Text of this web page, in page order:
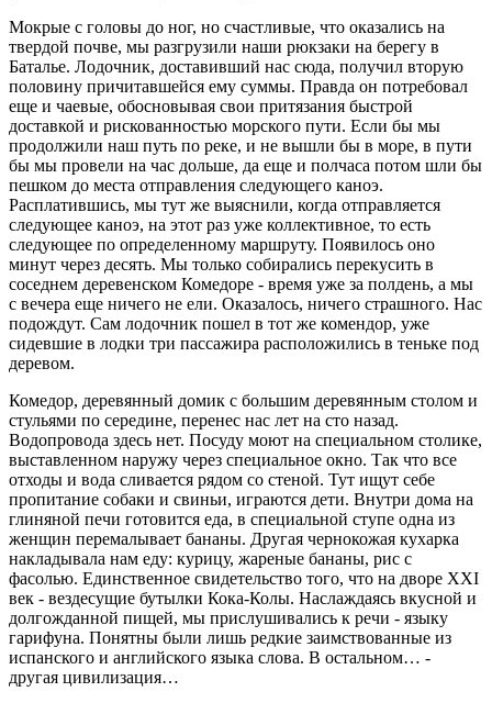
Мокрые с головы до ног, но счастливые, что оказались на
твердой почве, мы разгрузили наши рюкзаки на берегу в
Баталье. Лодочник, доставивший нас сюда, получил вторую
половину причитавшейся ему суммы. Правда он потребовал
еще и чаевые, обосновывая свои притязания быстрой
доставкой и рискованностью морского пути. Если бы мы
продолжили наш путь по реке, и не вышли бы в море, в пути
бы мы провели на час дольше, да еще и полчаса потом шли бы
пешком до места отправления следующего каноэ.
Расплатившись, мы тут же выяснили, когда отправляется
следующее каноэ, на этот раз уже коллективное, то есть
следующее по определенному маршруту. Появилось оно
минут через десять. Мы только собирались перекусить в
соседнем деревенском Комедоре - время уже за полдень, а мы
с вечера еще ничего не ели. Оказалось, ничего страшного. Нас
подождут. Сам лодочник пошел в тот же комендор, уже
сидевшие в лодки три пассажира расположились в теньке под
деревом.
Комедор, деревянный домик с большим деревянным столом и
стульями по середине, перенес нас лет на сто назад.
Водопровода здесь нет. Посуду моют на специальном столике,
выставленном наружу через специальное окно. Так что все
отходы и вода сливается рядом со стеной. Тут ищут себе
пропитание собаки и свиньи, играются дети. Внутри дома на
глиняной печи готовится еда, в специальной ступе одна из
женщин перемалывает бананы. Другая чернокожая кухарка
накладывала нам еду: курицу, жареные бананы, рис с
фасолью. Единственное свидетельство того, что на дворе XXI
век - вездесущие бутылки Кока-Колы. Наслаждаясь вкусной и
долгожданной пищей, мы прислушивались к речи - языку
гарифуна. Понятны были лишь редкие заимствованные из
испанского и английского языка слова. В остальном… -
другая цивилизация…